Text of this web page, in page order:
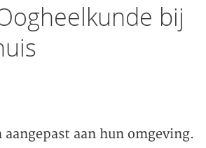
bij
aan hun omgeving.